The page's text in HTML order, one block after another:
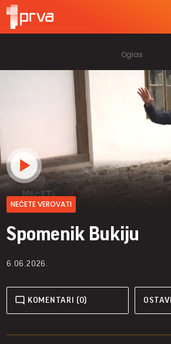
NEĆETE VEROVATI
Spomenik Bukiju
6.06.2026.
KOMENTARI (0)